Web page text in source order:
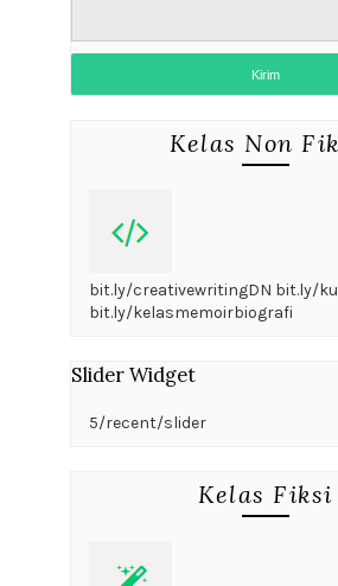
Kelas Non
bit.ly/creativewritingDN bit.ly/
bit.ly/kelasmemoirbiografi
Slider Widget
5/recent/slider
Kelas Fiksi